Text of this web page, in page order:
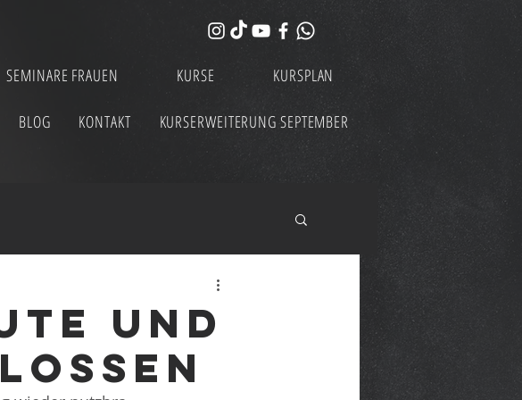
SEMINARE FRAUEN KURSE KURSPLAN
BLOG KONTAKT KURSERWEITERUNG SEPTEMBER
und